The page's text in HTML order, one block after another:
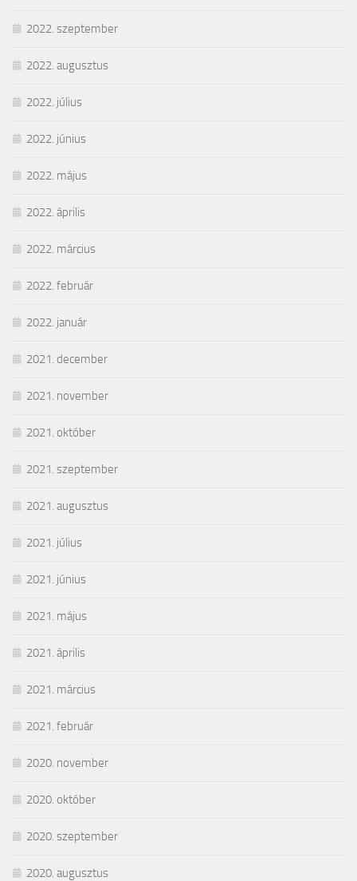
2022. szeptember
2022. augusztus
2022. július
2022. június
2022. május
2022. április
2022. március
2022. február
2022. január
2021. december
2021. november
2021. október
2021. szeptember
2021. augusztus
2021. július
2021. június
2021. május
2021. április
2021. március
2021. február
2020. november
2020. október
2020. szeptember
2020. augusztus